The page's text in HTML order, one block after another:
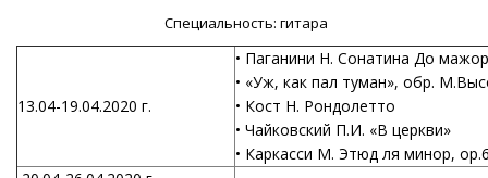
Специальность: гитара
13.04-19.04.2020 г.
• Паганини Н. Сонатина До
• «Уж, как пал туман», обр.
• Кост Н. Рондолетто
• Чайковский П.И. «В церкви»
• Каркасси М. Этюд ля минор,